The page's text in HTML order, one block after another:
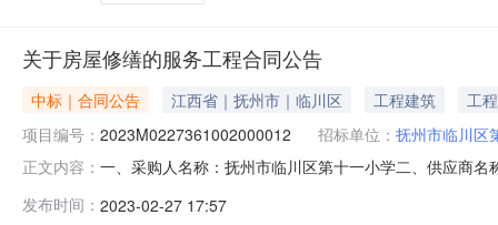
关于房屋修缮的服务工程合同公告
中标｜合同公告 江西省｜抚州市｜临川区 工程建筑
工程
项目编号： 2023M0227361002000012 招标单位： 抚州市临川区
正文内容： 一、采购人名称：抚州市临川区第十一小学二、供应商
1.00155155服务要求或标的基本概况：七、其它事项：/
发布时间： 2023-02-27 17:57